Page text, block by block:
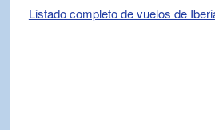
Listado completo de vuelos de